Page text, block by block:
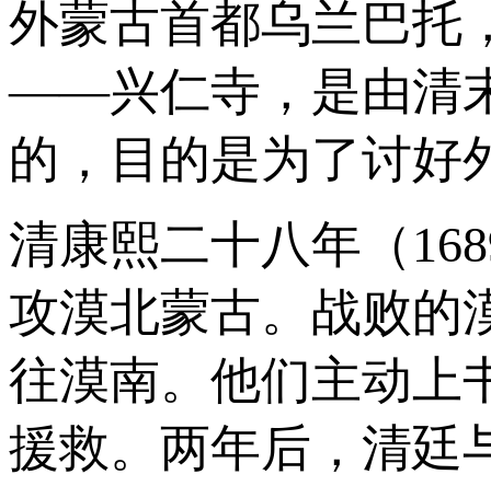
外蒙古首都乌兰巴托
——兴仁寺，是由清
的，目的是为了讨好
清康熙二十八年（
攻漠北蒙古。战败的
往漠南。他们主动上
援救。两年后，清廷